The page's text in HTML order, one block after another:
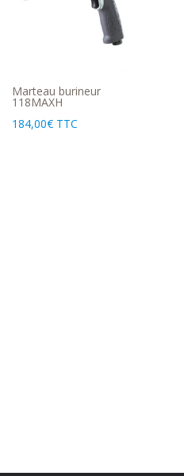
Marteau burineur
118MAXH
184,00€ TTC